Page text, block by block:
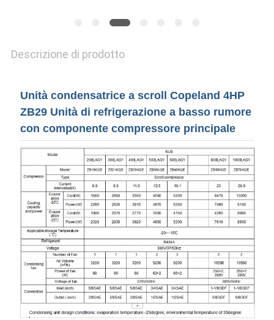
MAPPA
SITO
POLITICA
SULLA
PRIVACY
Descrizione di prodotto
Unità condensatrice a scroll Copeland 4HP
ZB29 Unità di refrigerazione a basso rumore
con componente compressore principale